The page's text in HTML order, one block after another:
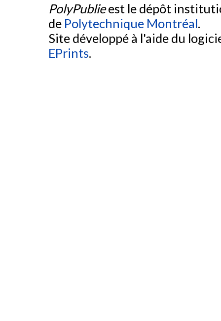
PolyPublieest le dépôt
de Polytechnique Montréal.
Site développé à l'aide du
EPrints.